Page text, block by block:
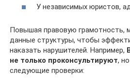
У независимых юристов,
Повышая правовую грамотность,
данные структуры, чтобы
наказать нарушителей. Например,
не только проконсультируют,
следующие проверки: